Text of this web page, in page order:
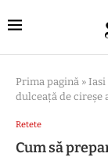
Prima pagină » Iasi
dulceață de cireșe
Retete
Cum să